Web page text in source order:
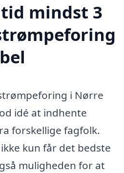
mindst 3
i Nørre
idé at indhente
forskellige fagfolk.
kun får det bedste
muligheden for at